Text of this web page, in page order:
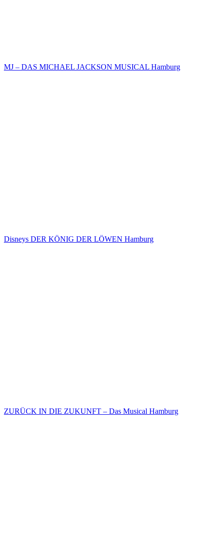
MJ – DAS MICHAEL JACKSON MUSICAL Hamburg
Disneys DER KÖNIG DER LÖWEN Hamburg
ZURÜCK IN DIE ZUKUNFT – Das Musical Hamburg